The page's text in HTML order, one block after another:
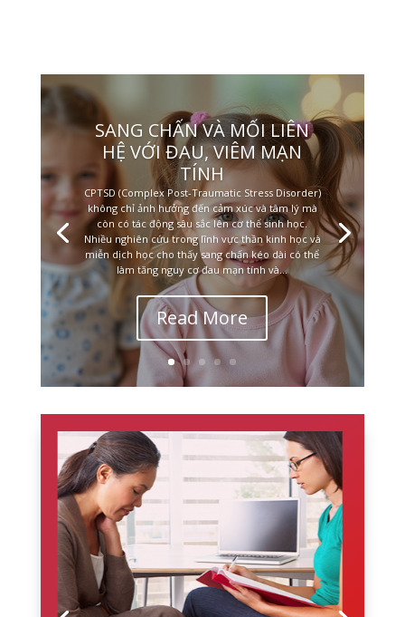
SANG CHẤN VÀ MỐI LIÊN
HỆ VỚI ĐAU, VIÊM MẠN
TÍNH
CPTSD (Complex Post-Traumatic Stress Disorder)
không chỉ ảnh hưởng đến cảm xúc và tâm lý mà
còn có tác động sâu sắc lên cơ thể sinh học.
Nhiều nghiên cứu trong lĩnh vực thần kinh học và
miễn dịch học cho thấy sang chấn kéo dài có thể
làm tăng nguy cơ đau mạn tính và...
Read More